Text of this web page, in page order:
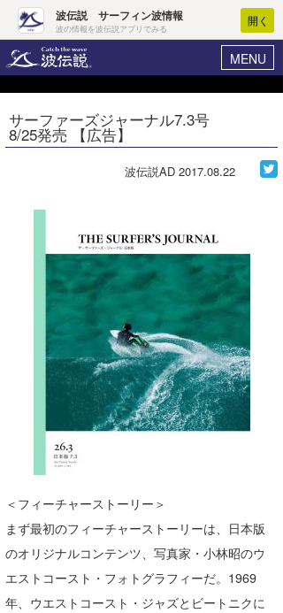
波伝説 サーフィン波情報
波の情報を波伝説アプリでみる
開く
MENU
ヘルプ マイホーム
ログイン
WAVE HUNTER波予想ツール
気象情報
サーフィンエリアガイド
会員メニュー
今月のプレゼント
サーファーズジャーナル7.3号
8/25発売 【広告】
波伝説AD 2017.08.22
＜フィーチャーストーリー＞
まず最初のフィーチャーストーリーは、日本版
のオリジナルコンテンツ、写真家・小林昭のウ
エストコースト・フォトグラフィーだ。1969
年、ウエストコースト・ジャズとビートニクに
Core Surf Japan
コラム
トラベル
ショップ情報
ショップ情報
千葉北
千葉南
大阪
ウラナミ
お知らせ
その他
VOTE!
サーファーズ